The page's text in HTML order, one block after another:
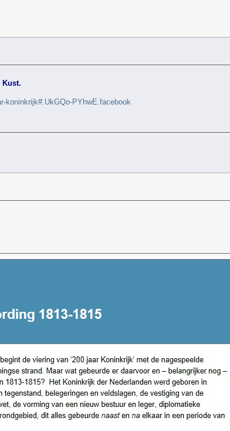
Kust.
koninkrijk#.UkGQo-PYhwE.facebook